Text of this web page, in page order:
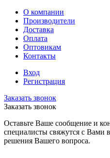
О компании
Производители
Доставка
Оплата
Оптовикам
Контакты
Вход
Регистрация
Заказать звонок
Заказать звонок
Оставьте Ваше сообщение и
специалисты свяжутся с Вами
решения Вашего вопроса.